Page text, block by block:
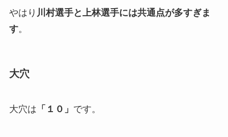
やはり 川村選手と上林選手には共通点が多すぎま
す。
大穴
大穴は 「１０」 です。